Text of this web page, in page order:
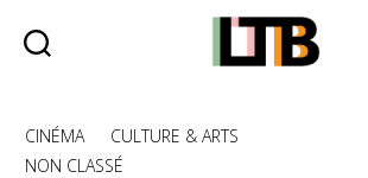
Catégories
CINÉMA
CULTURE & ARTS
NON CLASSÉ